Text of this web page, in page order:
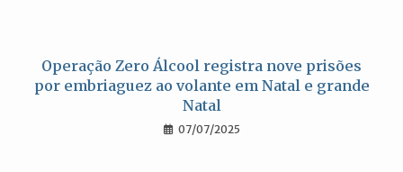
Operação Zero Álcool registra nove prisões
por embriaguez ao volante em Natal e grande
Natal
07/07/2025